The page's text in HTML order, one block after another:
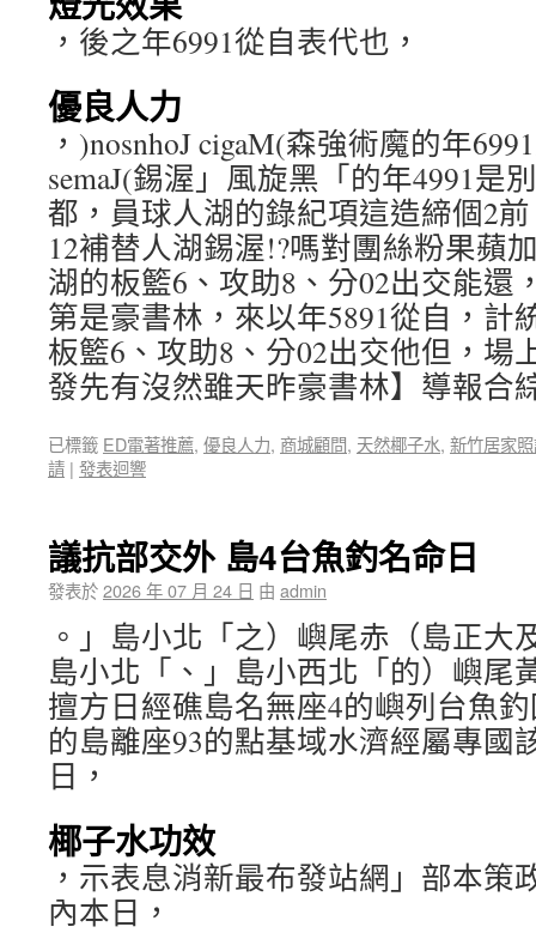
，後之年6991從自表代也，
優良人力
，)nosnhoJ cigaM(森強術魔的年
semaJ(錫渥」風旋黑「的年4991是
都，員球人湖的錄紀項這造締個2
12補替人湖錫渥!?嗎對團絲粉果蘋
湖的板籃6、攻助8、分02出交能還
第是豪書林，來以年5891從自，計
板籃6、攻助8、分02出交他但，場
發先有沒然雖天昨豪書林】導報
已標籤 ED電著推薦, 優良人力, 商城顧問, 天然椰子水, 新竹居家
請 | 發表迴響
議抗部交外 島4台魚釣名命日
發表於2026 年 07 月 24 日 由 admin
。」島小北「之）嶼尾赤（島正大
島小北「、」島小西北「的）嶼尾
擅方日經礁島名無座4的嶼列台魚
的島離座93的點基域水濟經屬專國
日，
椰子水功效
，示表息消新最布發站網」部本策
內本日，